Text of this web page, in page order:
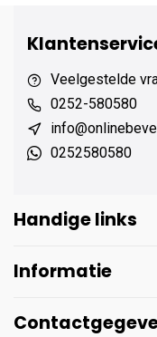
Veelgestelde
0252-580580
0252580580
Handige links
Informatie